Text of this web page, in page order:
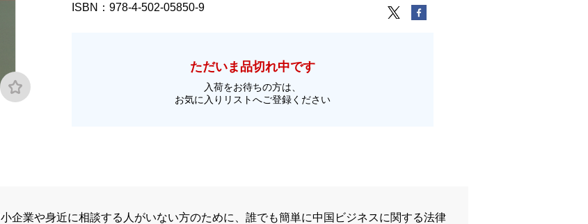
ISBN：978-4-502-05850-9
ただいま品切れ中です
入荷をお待ちの方は、
お気に入りリストへご登録ください
企業や身近に相談する人がいない方のために、誰でも簡単に中国ビジネスに関する法律